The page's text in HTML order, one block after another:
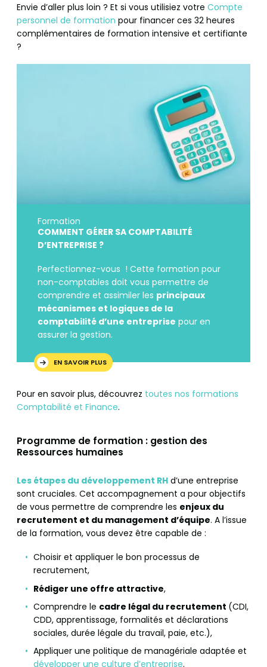
Envie d’aller plus loin ? Et si vous utilisiez votre Compte
personnel de formation pour financer ces 32 heures
complémentaires de formation intensive et certifiante
?
Formation
COMMENT GÉRER SA COMPTABILITÉ
D’ENTREPRISE ?
Perfectionnez-vous ! Cette formation pour
non-comptables doit vous permettre de
comprendre et assimiler les principaux
mécanismes et logiques de la
comptabilité d’une entreprise pour en
assurer la gestion.
EN SAVOIR PLUS
Pour en savoir plus, découvrez toutes nos formations
Comptabilité et Finance.
Programme de formation : gestion des
Ressources humaines
Les étapes du développement RH d’une entreprise
sont cruciales. Cet accompagnement a pour objectifs
de vous permettre de comprendre les enjeux du
recrutement et du management d’équipe. A l’issue
de la formation, vous devez être capable de :
Choisir et appliquer le bon processus de
recrutement,
Rédiger une offre attractive,
Comprendre le cadre légal du recrutement (CDI,
CDD, apprentissage, formalités et déclarations
sociales, durée légale du travail, paie, etc.),
Appliquer une politique de managériale adaptée et
développer une culture d’entreprise.